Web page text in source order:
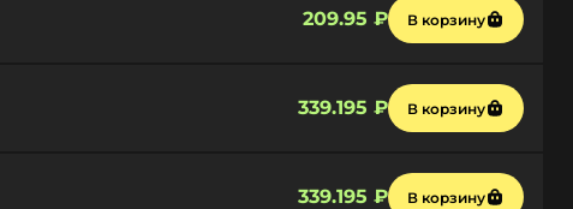
209.95 ₽ В корзину
339.195 ₽ В корзину
339.195 ₽ В корзину